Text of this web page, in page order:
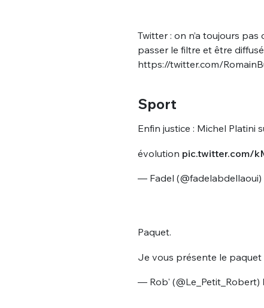
Twitter : on n’a toujours
passer le filtre et être
https://twitter.com/
Sport
Enfin justice : Michel Platini
évolution pic.twitter.com/
— Fadel (@fadelabdellaoui)
Paquet.
Je vous présente le
— Rob' (@Le_Petit_Robert)